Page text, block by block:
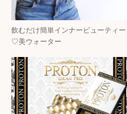
飲むだけ簡単インナービューティー
♡美ウォーター